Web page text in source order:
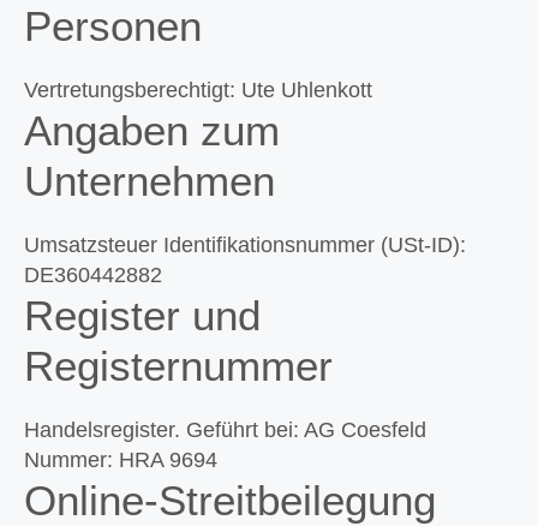
Personen
Vertretungsberechtigt: Ute Uhlenkott
Angaben zum
Unternehmen
Umsatzsteuer Identifikationsnummer (USt-ID):
DE360442882
Register und
Registernummer
Handelsregister. Geführt bei: AG Coesfeld
Nummer: HRA 9694
Online-Streitbeilegung